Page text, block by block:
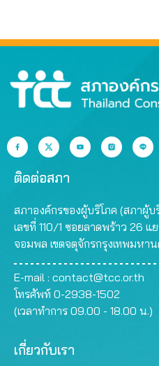
ติดต่อสภา
สภาองค์กรของผู้บริโภค (สภาผู้บ
เลขที่ 110/1 ซอยลาดพร้าว 26
จอมพล เขตจตุจักรกรุงเทพมหา
E-mail : contact@tcc.or.th
โทรศัพท์ 0-2938-1502
(เวลาทำการ 09.00 - 18.00 น.)
เกี่ยวกับเรา